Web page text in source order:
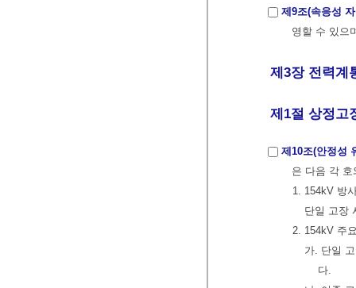
제9조(속응성
영할 수 있으
제3장 전력계
제1절 상정고
제10조(안정성
은 다음 각
1. 154kV 방
단일 고장
2. 154kV 주
가. 단일
다.